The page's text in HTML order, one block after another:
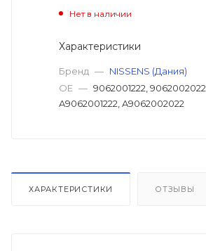
Нет в наличии
Характеристики
Бренд — NISSENS (Дания)
OE — 9062001222, 9062002022,
A9062001222, A9062002022
ХАРАКТЕРИСТИКИ ОТЗЫВЫ